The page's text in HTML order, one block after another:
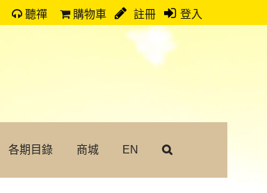
聽禪 購物車 註冊 登入
各期目錄 商城 EN